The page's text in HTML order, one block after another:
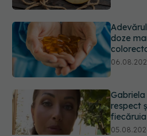
Gabriela
respect
fiecăruia
Medicii
unul
mituri